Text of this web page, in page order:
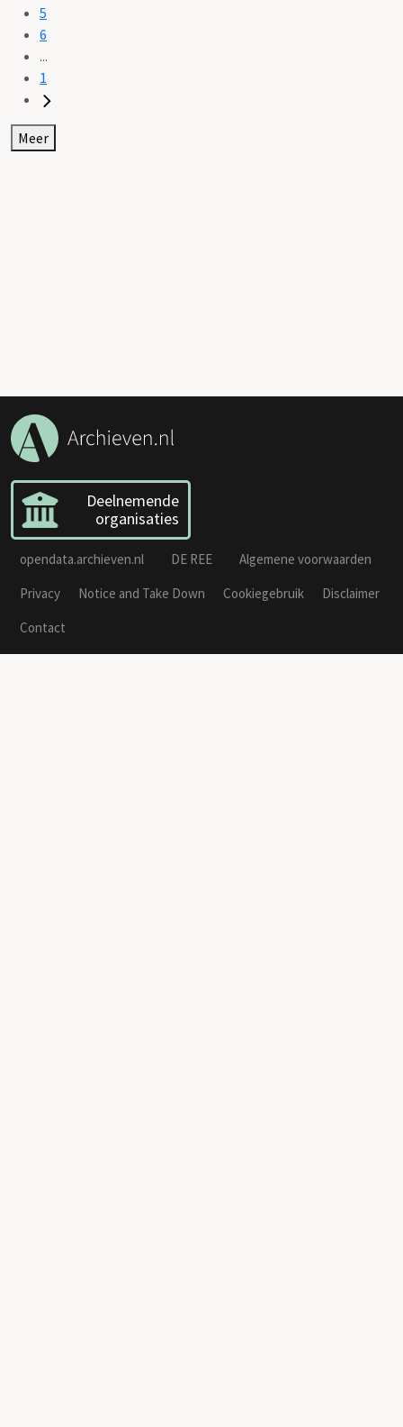
5
6
...
1
Meer
Deelnemende
organisaties
opendata.archieven.nl DE REE
Algemene voorwaarden
Privacy
Notice and Take Down Cookiegebruik
Disclaimer
Contact